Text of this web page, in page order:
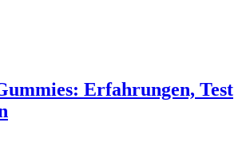
Erfahrungen, Test